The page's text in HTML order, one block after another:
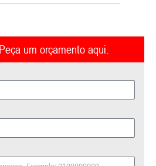
um orçamento aqui.